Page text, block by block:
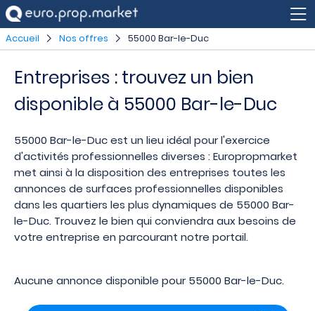
Accueil Nos offres 55000 Bar-le-Duc
Entreprises : trouvez un bien
disponible à 55000 Bar-le-Duc
55000 Bar-le-Duc est un lieu idéal pour l'exercice
d'activités professionnelles diverses : Europropmarket
met ainsi à la disposition des entreprises toutes les
annonces de surfaces professionnelles disponibles
dans les quartiers les plus dynamiques de 55000 Bar-
le-Duc. Trouvez le bien qui conviendra aux besoins de
votre entreprise en parcourant notre portail.
Aucune annonce disponible pour 55000 Bar-le-Duc.